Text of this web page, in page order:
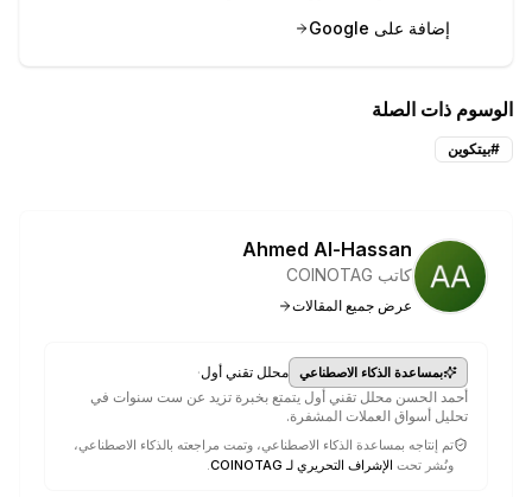
إضافة على Google
الوسوم ذات الصلة
#بيتكوين
Ahmed Al-Hassan
كاتب COINOTAG
عرض جميع المقالات
بمساعدة الذكاء الاصطناعي محلل تقني أول·
أحمد الحسن محلل تقني أول يتمتع بخبرة تزيد عن ست سنوات في
تحليل أسواق العملات المشفرة.
تم إنتاجه بمساعدة الذكاء الاصطناعي، وتمت مراجعته بالذكاء الاصطناعي،
ونُشر تحت الإشراف التحريري لـ COINOTAG .